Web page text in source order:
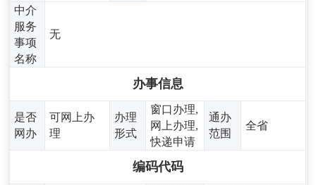
中介
服务
事项
名称
无
办事信息
是否
网办
可网上办
理
办理
形式
窗口办理,
网上办理,
快递申请
通办
范围
全省
编码代码